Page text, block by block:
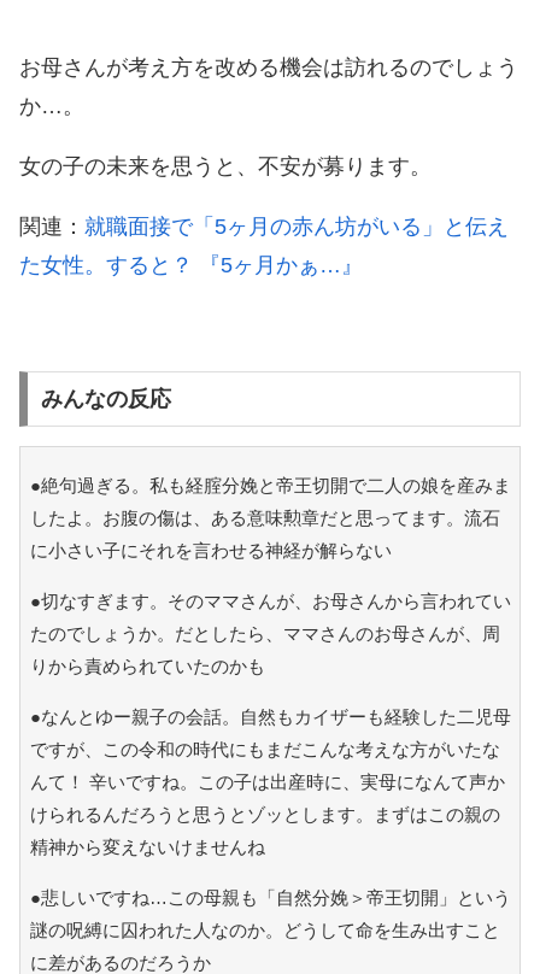
お母さんが考え方を改める機会は訪れるのでしょう
か…。
女の子の未来を思うと、不安が募ります。
関連： 就職面接で「5ヶ月の赤ん坊がいる」と伝え
た女性。すると？ 『5ヶ月かぁ…』
みんなの反応
●絶句過ぎる。私も経腟分娩と帝王切開で二人の娘を産みま
したよ。お腹の傷は、ある意味勲章だと思ってます。流石
に小さい子にそれを言わせる神経が解らない
●切なすぎます。そのママさんが、お母さんから言われてい
たのでしょうか。だとしたら、ママさんのお母さんが、周
りから責められていたのかも
●なんとゆー親子の会話。自然もカイザーも経験した二児母
ですが、この令和の時代にもまだこんな考えな方がいたな
んて！ 辛いですね。この子は出産時に、実母になんて声か
けられるんだろうと思うとゾッとします。まずはこの親の
精神から変えないけませんね
●悲しいですね…この母親も「自然分娩＞帝王切開」という
謎の呪縛に囚われた人なのか。どうして命を生み出すこと
に差があるのだろうか